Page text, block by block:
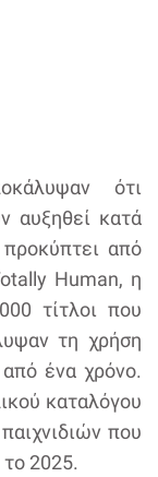
ότι
αυξηθεί κατά
από
Human, η
τίτλοι που
τη χρήση
ένα χρόνο.
καταλόγου
που
2025.